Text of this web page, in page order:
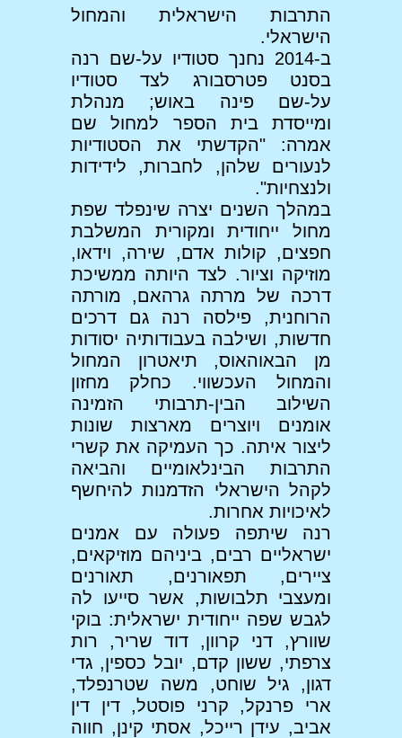
התרבות הישראלית והמחול
הישראלי.
ב-2014 נחנך סטודיו על-שם רנה
בסנט פטרסבורג לצד סטודיו
על-שם פינה באוש; מנהלת
ומייסדת בית הספר למחול שם
אמרה: "הקדשתי את הסטודיות
לנעורים שלהן, לחברות, לידידות
ולנצחיות".
במהלך השנים יצרה שינפלד שפת
מחול ייחודית ומקורית המשלבת
חפצים, קולות אדם, שירה, וידאו,
מוזיקה וציור. לצד היותה ממשיכת
דרכה של מרתה גרהאם, מורתה
הרוחנית, פילסה רנה גם דרכים
חדשות, ושילבה בעבודותיה יסודות
מן הבאוהאוס, תיאטרון המחול
והמחול העכשווי. כחלק מחזון
השילוב הבין-תרבותי הזמינה
אומנים ויוצרים מארצות שונות
ליצור איתה. כך העמיקה את קשרי
התרבות הבינלאומיים והביאה
לקהל הישראלי הזדמנות להיחשף
לאיכויות אחרות.
רנה שיתפה פעולה עם אמנים
ישראליים רבים, ביניהם מוזיקאים,
ציירים, תפאורנים, תאורנים
ומעצבי תלבושות, אשר סייעו לה
לגבש שפה ייחודית ישראלית: בוקי
שוורץ, דני קרוון, דוד שריר, רות
צרפתי, ששון קדם, יובל כספין, גדי
דגון, גיל שוחט, משה שטרנפלד,
ארי פרנקל, קרני פוסטל, דין דין
אביב, עידן רייכל, אסתי קינן, חווה